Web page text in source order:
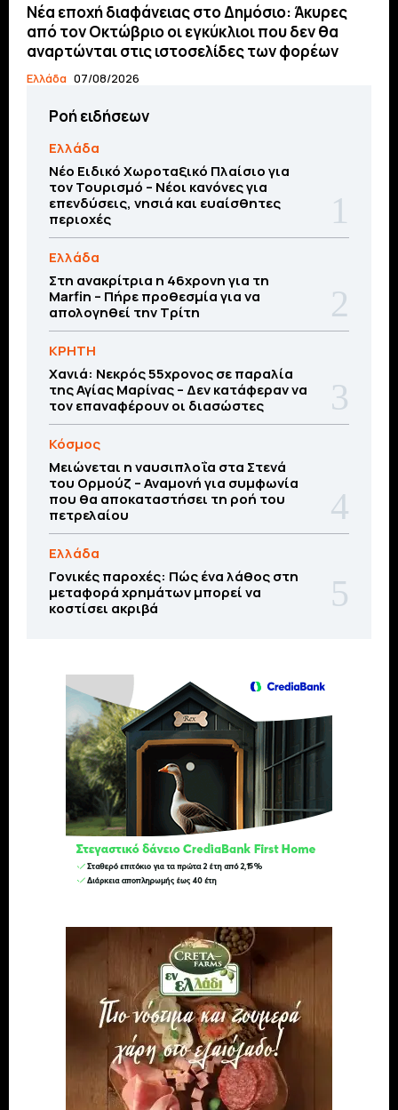
Νέα εποχή διαφάνειας στο Δημόσιο: Άκυρες
από τον Οκτώβριο οι εγκύκλιοι που δεν θα
αναρτώνται στις ιστοσελίδες των φορέων
Ελλάδα 07/08/2026
Ροή ειδήσεων
Ελλάδα
Νέο Ειδικό Χωροταξικό Πλαίσιο για
τον Τουρισμό – Νέοι κανόνες για
επενδύσεις, νησιά και ευαίσθητες
περιοχές
Ελλάδα
Στη ανακρίτρια η 46χρονη για τη
Marfin – Πήρε προθεσμία για να
απολογηθεί την Τρίτη
ΚΡΗΤΗ
Χανιά: Νεκρός 55χρονος σε παραλία
της Αγίας Μαρίνας – Δεν κατάφεραν να
τον επαναφέρουν οι διασώστες
Κόσμος
Μειώνεται η ναυσιπλοΐα στα Στενά
του Ορμούζ – Αναμονή για συμφωνία
που θα αποκαταστήσει τη ροή του
πετρελαίου
Ελλάδα
Γονικές παροχές: Πώς ένα λάθος στη
μεταφορά χρημάτων μπορεί να
κοστίσει ακριβά